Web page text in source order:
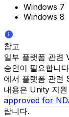
Windows 7
Windows 8
참고
일부 플랫폼 관련
승인이 필요합니
에서 플랫폼 관련
내용은 Unity 지
approved for
랍니다.